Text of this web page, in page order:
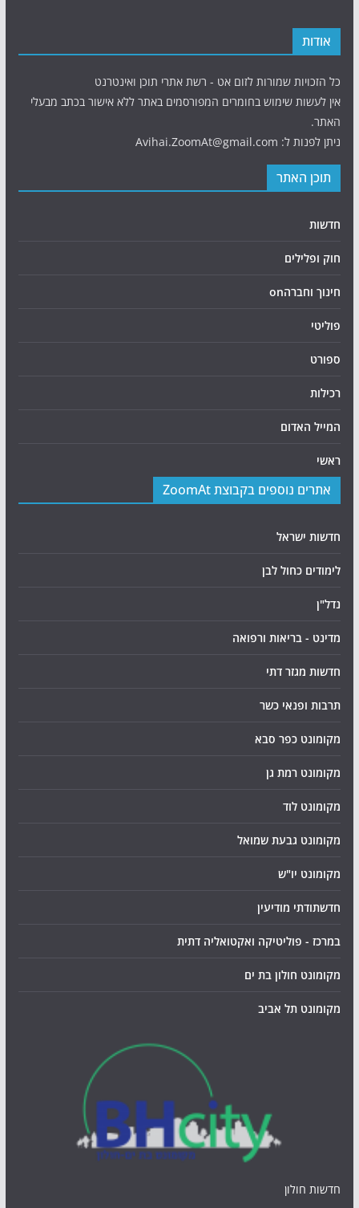
אודות
כל הזכויות שמורות לזום אט - רשת אתרי תוכן ואינטרנט
אין לעשות שימוש בחומרים המפורסמים באתר ללא אישור בכתב מבעלי
האתר.
ניתן לפנות ל: Avihai.ZoomAt@gmail.com
תוכן האתר
חדשות
חוק ופלילים
חינוך וחברהon
פוליטי
ספורט
רכילות
המייל האדום
ראשי
אתרים נוספים בקבוצת ZoomAt
חדשות ישראל
לימודים כחול לבן
נדל"ן
מדינט - בריאות ורפואה
חדשות מגזר דתי
תרבות ופנאי כשר
מקומונט כפר סבא
מקומונט רמת גן
מקומונט לוד
מקומונט גבעת שמואל
מקומונט יו"ש
חדשתודתי מודיעין
במרכז - פוליטיקה ואקטואליה דתית
מקומונט חולון בת ים
מקומונט תל אביב
חדשות חולון